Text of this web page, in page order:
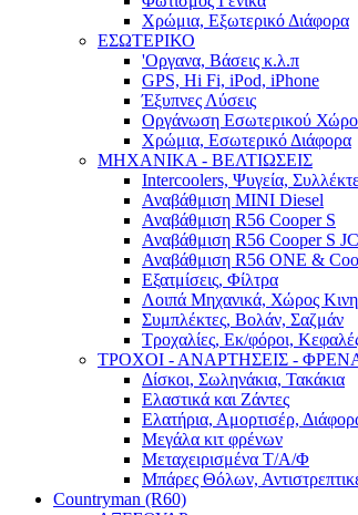
Χρώμια, Εξωτερικό Διάφορα
ΕΣΩΤΕΡΙΚΟ
'Οργανα, Βάσεις κ.λ.π
GPS, Hi Fi, iPod, iPhone
Έξυπνες Λύσεις
Οργάνωση Εσωτερικού
Χρώμια, Εσωτερικό Διάφορα
ΜΗΧΑΝΙΚΑ - ΒΕΛΤΙΩΣΕΙΣ
Intercoolers, Ψυγεία,
Αναβάθμιση MINI Diesel
Αναβάθμιση R56 Cooper S
Αναβάθμιση R56 Cooper S
Αναβάθμιση R56 ONE &
Εξατμίσεις, Φίλτρα
Λοιπά Μηχανικά, Χώρος
Συμπλέκτες, Βολάν, Σαζμάν
Τροχαλίες, Εκ/φόροι,
ΤΡΟΧΟΙ - ΑΝΑΡΤΗΣΕΙΣ -
Δίσκοι, Σωληνάκια, Τακάκια
Ελαστικά και Ζάντες
Ελατήρια, Αμορτισέρ,
Μεγάλα κιτ φρένων
Μεταχειρισμένα Τ/Α/Φ
Μπάρες Θόλων,
Countryman (R60)